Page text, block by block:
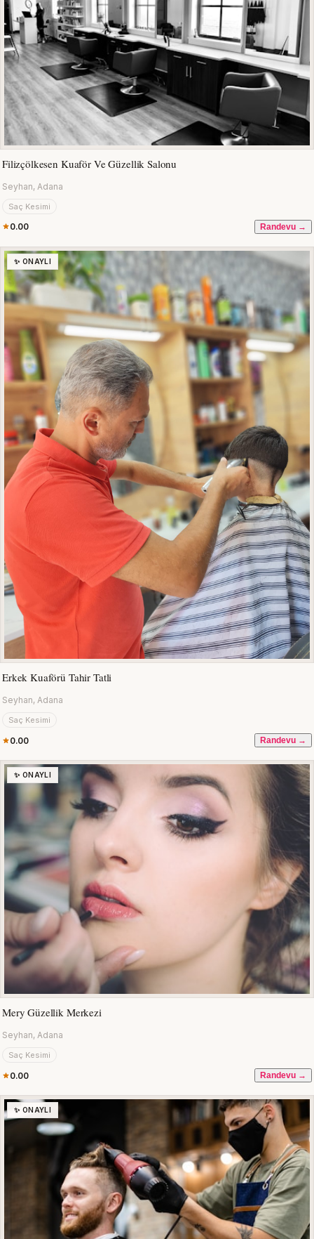
Filizçölkesen Kuaför Ve Güzellik Salonu
Seyhan, Adana
Saç Kesimi
0.00 Randevu →
✨ ONAYLI
Erkek Kuaförü Tahir Tatli
Seyhan, Adana
Saç Kesimi
0.00 Randevu →
✨ ONAYLI
Mery Güzellik Merkezi
Seyhan, Adana
Saç Kesimi
0.00 Randevu →
✨ ONAYLI